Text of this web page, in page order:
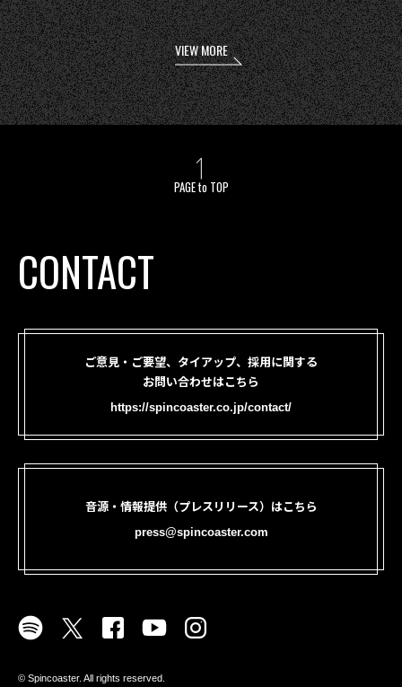
VIEW MORE
PAGE to TOP
CONTACT
ご意見・ご要望、タイアップ、採用に関する
お問い合わせはこちら
https://spincoaster.co.jp/contact/
音源・情報提供（プレスリリース）はこちら
press@spincoaster.com
©︎ Spincoaster. All rights reserved.